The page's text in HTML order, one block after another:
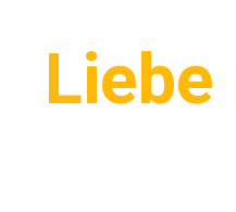
Liebe